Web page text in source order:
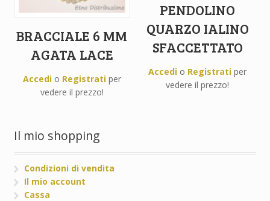
BRACCIALE 6 MM
AGATA LACE
Accedio Registratiper
vedere il prezzo!
PENDOLINO
QUARZO IALINO
SFACCETTATO
Accedi o Registrati per
vedere il prezzo!
Il mio shopping
Condizioni di vendita
Il mio account
Cassa